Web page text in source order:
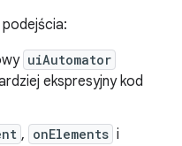
uiAutomator
ekspresyjny kod
, onElements i